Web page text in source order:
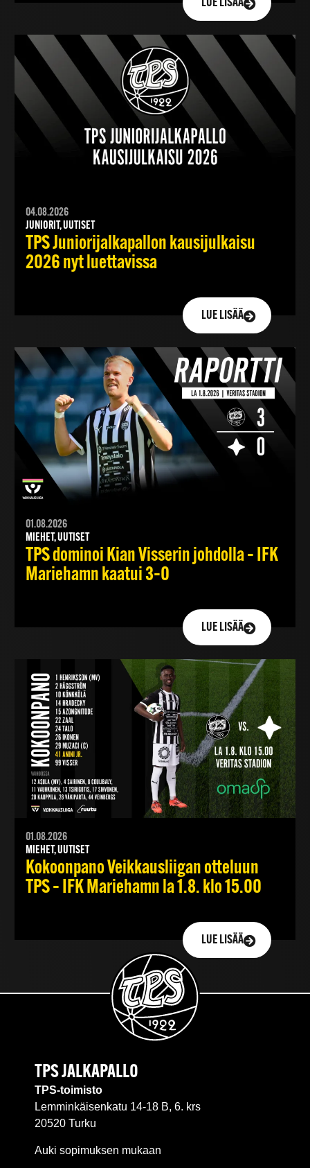
LUE LISÄÄ
04.08.2026
JUNIORIT, UUTISET
TPS Juniorijalkapallon kausijulkaisu
2026 nyt luettavissa
LUE LISÄÄ
01.08.2026
MIEHET, UUTISET
TPS dominoi Kian Visserin johdolla – IFK
Mariehamn kaatui 3–0
LUE LISÄÄ
01.08.2026
MIEHET, UUTISET
Kokoonpano Veikkausliigan otteluun
TPS – IFK Mariehamn la 1.8. klo 15.00
LUE LISÄÄ
TPS JALKAPALLO
TPS-toimisto
Lemminkäisenkatu 14-18 B, 6. krs
20520 Turku
Auki sopimuksen mukaan